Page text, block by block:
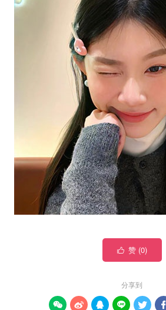
 赞 (0)
分享到
     